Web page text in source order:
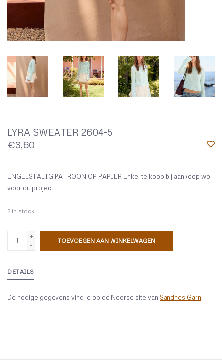
LYRA SWEATER 2604-5
€3,60
ENGELSTALIG PATROON OP PAPIER Enkel te koop bij aankoop wol
voor dit project.
2 in stock
+
-
TOEVOEGEN AAN WINKELWAGEN
DETAILS
De nodige gegevens vind je op de Noorse site van Sandnes Garn